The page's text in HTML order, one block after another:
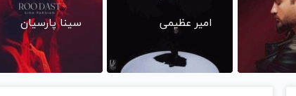
امیر عظیمی سینا پارسیان